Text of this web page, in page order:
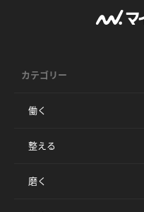
カテゴリー
働く
整える
磨く